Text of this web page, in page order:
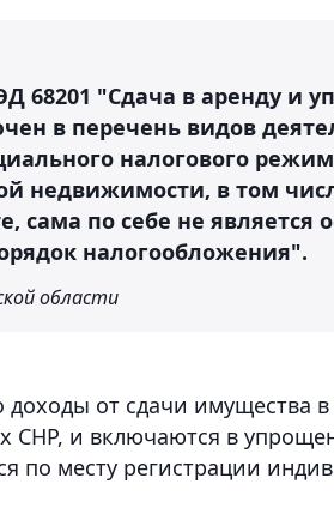
68201 "Сдача в аренду и
в перечень видов
налогового
недвижимости, в том
сама по себе не является
налогообложения".
области
от сдачи имущества
СНР, и включаются в
по месту регистрации